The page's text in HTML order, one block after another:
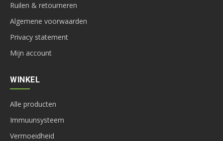
Ruilen & retourneren
Algemene voorwaarden
Privacy statement
Mijn account
WINKEL
Alle producten
Immuunsysteem
Vermoeidheid